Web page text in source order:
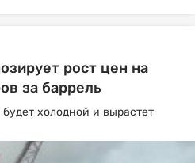
рост цен на
за баррель
холодной и вырастет